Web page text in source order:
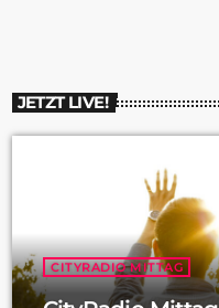
JETZT LIVE!
CITYRADIO MITTAG